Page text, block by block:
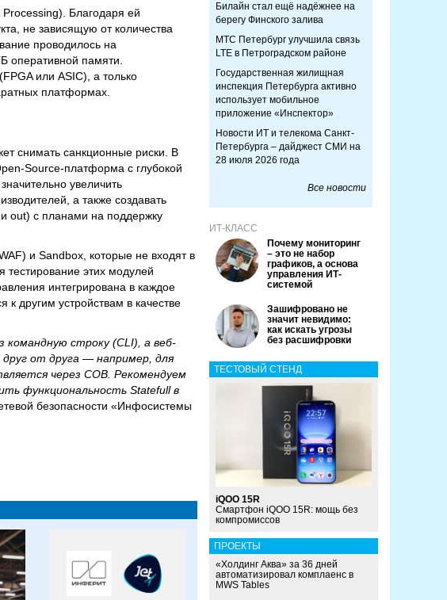
Благодаря ей
не зависящую от количества
проводилось на
оперативной памяти.
или ASIC), а только
платформах.
снимать санкционные риски. В
Source-платформа с глубокой
увеличить
а также создавать
out) с планами на поддержку
и Sandbox, которые не входят в
тестирование этих модулей
интегрирована в каждое
другим устройствам в качестве
командную строку (CLI), а веб-
от друга — например, для
через СОВ. Рекомендуем
функциональность Statefull в
безопасности «Инфосистемы
Билайн стал ещё надёжнее на
берегу Финского залива
МТС Петербург улучшила связь
LTE в Петроградском районе
Государственная жилищная
инспекция Петербурга активно
использует мобильное
приложение «Инспектор»
Новости ИТ и телекома Санкт-
Петербурга – дайджест СМИ на
28 июля 2026 года
Все новости
ИТ-КЛАСС
Почему мониторинг
– это не набор
графиков, а основа
управления ИТ-
системой
Зашифровано не
значит невидимо:
как искать угрозы
без расшифровки
ТЕСТОВЫЙ СТЕНД
iQOO 15R
Смартфон iQOO 15R: мощь без
компромиссов
ПРОЕКТЫ
«Холдинг Аква» за 36 дней
автоматизировал комплаенс в
MWS Tables